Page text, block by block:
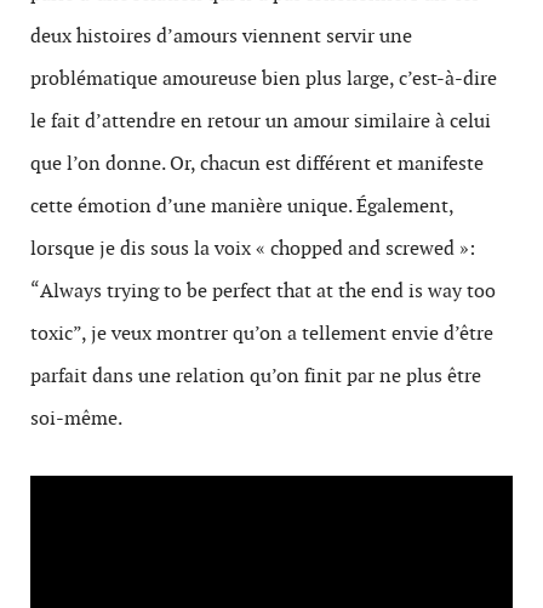
deux histoires d’amours viennent servir une
problématique amoureuse bien plus large, c’est-à-dire
le fait d’attendre en retour un amour similaire à celui
que l’on donne. Or, chacun est différent et manifeste
cette émotion d’une manière unique. Également,
lorsque je dis sous la voix « chopped and screwed »:
“Always trying to be perfect that at the end is way too
toxic”, je veux montrer qu’on a tellement envie d’être
parfait dans une relation qu’on finit par ne plus être
soi-même.